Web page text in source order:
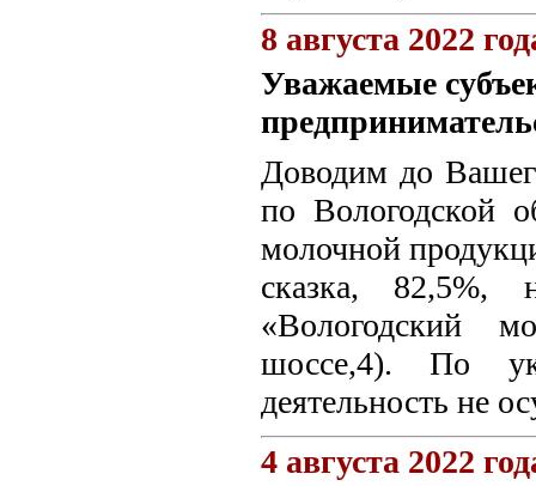
8 августа 2022
Уважаемые
Доводим до
по Вологодской
молочной
сказка, 82,5%,
«Вологодский
шоссе,4). По
деятельность не
4 августа 2022